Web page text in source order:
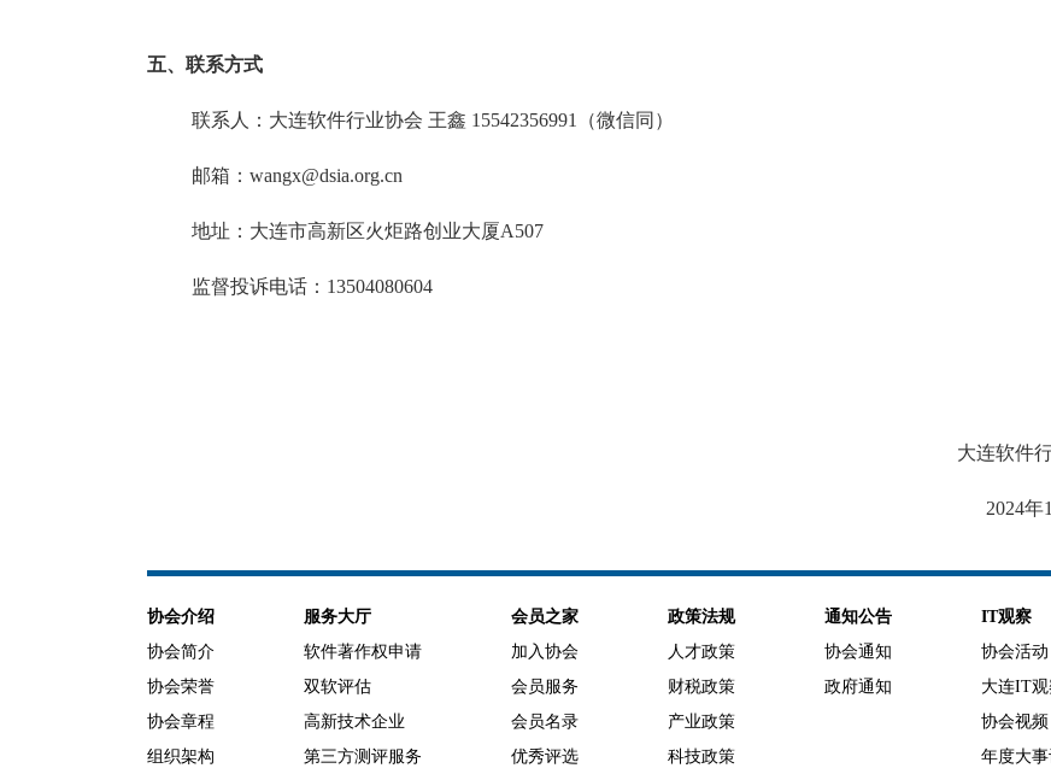
五、联系方式
联系人：大连软件行业协会 王鑫 15542356991（微信同）
邮箱：wangx@dsia.org.cn
地址：大连市高新区火炬路创业大厦A507
监督投诉电话： 13504080604
大连软件
2024年
协会介绍
协会简介
协会荣誉
协会章程
组织架构
服务大厅
软件著作权申请
双软评估
高新技术企业
第三方测评服务
会员之家
加入协会
会员服务
会员名录
优秀评选
政策法规
人才政策
财税政策
产业政策
科技政策
通知公告
协会通知
政府通知
IT观察
协会活动
大连IT观
协会视频
年度大